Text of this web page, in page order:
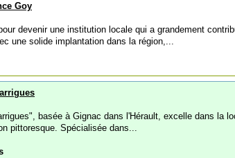
Goy
devenir une institution locale qui a grandement
une solide implantation dans la région,...
basée à Gignac dans l'Hérault, excelle dans la
pittoresque. Spécialisée dans...